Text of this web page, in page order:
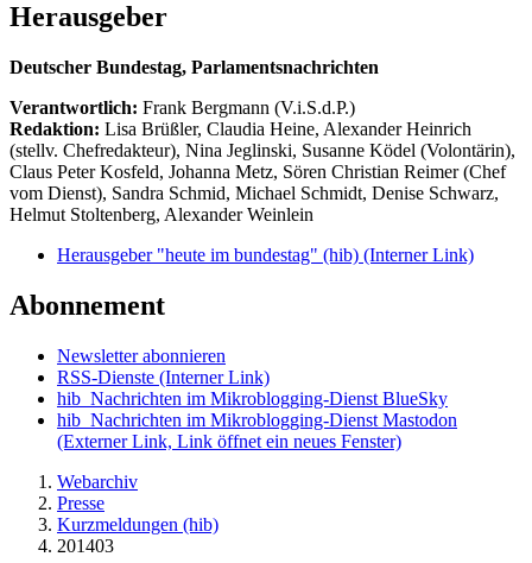
Herausgeber
Deutscher Bundestag, Parlamentsnachrichten
Verantwortlich: Frank Bergmann (V.i.S.d.P.)
Redaktion: Lisa Brüßler, Claudia Heine, Alexander Heinrich
(stellv. Chefredakteur), Nina Jeglinski, Susanne Ködel (Volontärin),
Claus Peter Kosfeld, Johanna Metz, Sören Christian Reimer (Chef
vom Dienst), Sandra Schmid, Michael Schmidt, Denise Schwarz,
Helmut Stoltenberg, Alexander Weinlein
Herausgeber "heute im bundestag" (hib) (Interner Link)
Abonnement
Newsletter abonnieren
RSS-Dienste (Interner Link)
hib_Nachrichten im Mikroblogging-Dienst BlueSky
hib_Nachrichten im Mikroblogging-Dienst Mastodon
(Externer Link, Link öffnet ein neues Fenster)
Webarchiv
Presse
Kurzmeldungen (hib)
201403